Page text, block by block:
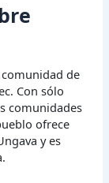
de
Con sólo
comunidades
ofrece
y es